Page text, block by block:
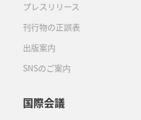
プレスリリース
刊行物の正誤表
出版案内
SNSのご案内
国際会議